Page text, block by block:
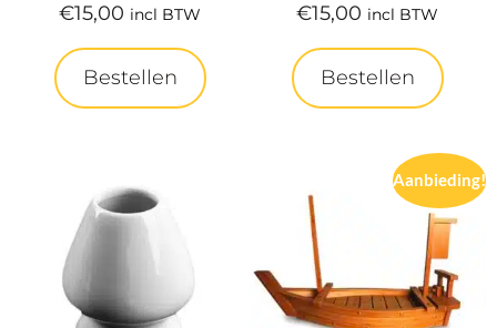
€15,00 incl BTW
Bestellen
€15,00 incl BTW
Bestellen
Aanbieding!